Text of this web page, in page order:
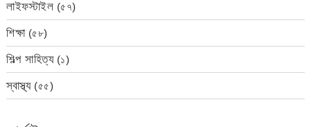
লাইফস্টাইল (৫৭)
শিক্ষা(৫৮)
শিল্প সাহিত্য(১)
স্বাস্থ্য(৫৫)